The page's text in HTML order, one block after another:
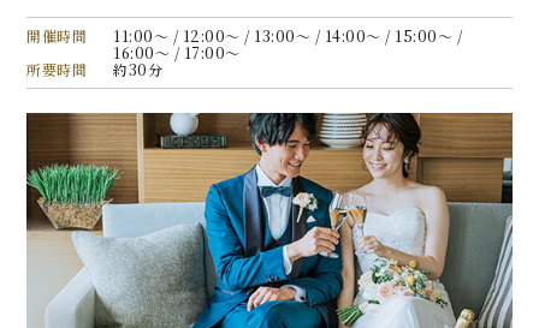
開催時間
11:00〜 / 12:00〜 / 13:00〜 / 14:00〜 / 15:00〜 /
16:00〜 / 17:00〜
所要時間
約30分